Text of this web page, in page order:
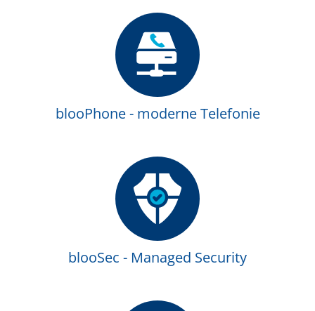
blooPhone - moderne Telefonie
blooSec - Managed Security